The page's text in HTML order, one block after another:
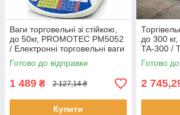
Ваги торговельні зі стійкою,
до 50кг, PROMOTEC PM5052
/ Електронні торговельні ваги
/ Ваги електронні / Ваги для
торгівлі
Готово до відправки
1 489 ₴ 2 127,14 ₴
Купити
до 300
TA-300 /
підлогові
Готово
2